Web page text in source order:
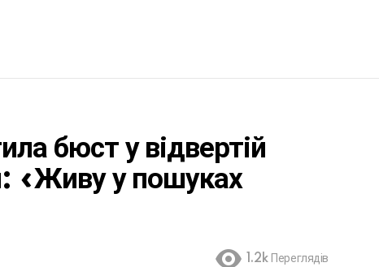
бюст у відвертій
«Живу у пошуках
1.2k Переглядів